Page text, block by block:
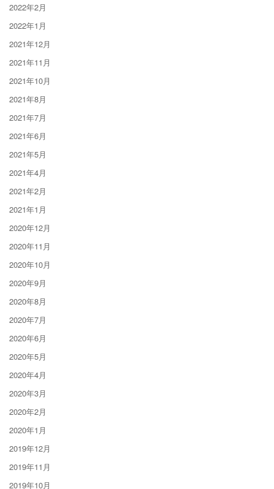
2022年2月
2022年1月
2021年12月
2021年11月
2021年10月
2021年8月
2021年7月
2021年6月
2021年5月
2021年4月
2021年2月
2021年1月
2020年12月
2020年11月
2020年10月
2020年9月
2020年8月
2020年7月
2020年6月
2020年5月
2020年4月
2020年3月
2020年2月
2020年1月
2019年12月
2019年11月
2019年10月